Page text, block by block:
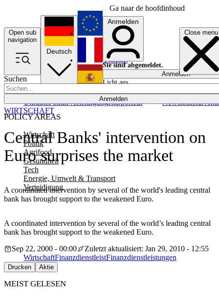
Ga naar de hoofdinhoud
Open sub
navigation
Close menu
Suchen
Anmelden
POLICY AREAS
Wirtschaft
Politik
Agrifood
Gesundheit
Tech
Energie, Umwelt & Transport
Verteidigung
UkrainePolitikVerteidigungRapporteur NewslettersEvents
Deutsch
English
Français
Anmelden
Sie sind abgemeldet.
Anmelden
Licht aus
Central Banks' intervention on
Euro surprises the market
A coordinated intervention by several of the world's leading central
bank has brought support to the weakened Euro.
WIRTSCHAFT
A coordinated intervention by several of the world’s leading central
bank has brought support to the weakened Euro.
Sep 22, 2000 - 00:00
Zuletzt aktualisiert: Jan 29, 2010 - 12:55
WirtschaftFinanzdienstleistFinanzdienstleistungen
Drucken Aktie
MEIST GELESEN